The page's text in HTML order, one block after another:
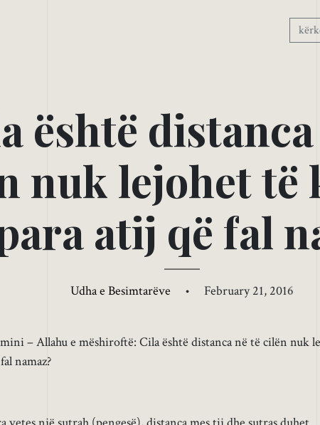
a është distanca
nuk lejohettë
ara atij që fal n
Udha e Besimtarëve • February 21, 2016
– Allahu e mëshiroftë: Cila është distanca në të cilën nuk
namaz?